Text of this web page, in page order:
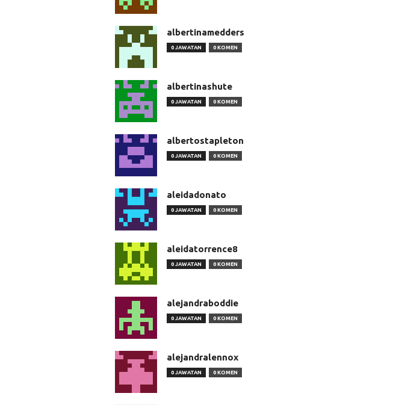
albertinamedders
0 JAWATAN 0 KOMEN
albertinashute
0 JAWATAN 0 KOMEN
albertostapleton
0 JAWATAN 0 KOMEN
aleidadonato
0 JAWATAN 0 KOMEN
aleidatorrence8
0 JAWATAN 0 KOMEN
alejandraboddie
0 JAWATAN 0 KOMEN
alejandralennox
0 JAWATAN 0 KOMEN